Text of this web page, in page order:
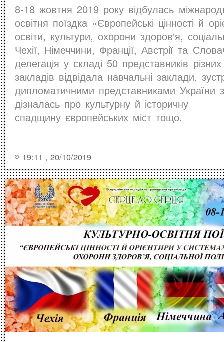
8-18 жовтня 2019 року відбулась
освітня поїздка «Європейські цінності й
освіти, культури, охорони здоров‘я,
Чехії, Німеччини, Франції, Австрії та
делегація у складі 50 представників різних
закладів відвідала навчальні заклади,
дипломатичними представниками України
дізналась про культурну й історичну
спадщину європейських міст тощо.
19:11 , 20/10/2019